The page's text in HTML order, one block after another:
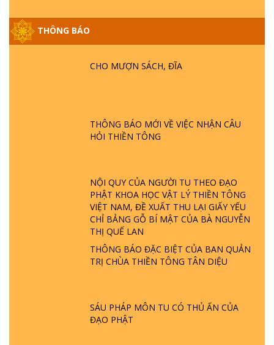
THÔNG BÁO
CHO MƯỢN SÁCH, ĐĨA
THÔNG BÁO MỚI VỀ VIỆC NHẬN CÂU
HỎI THIỀN TÔNG
NỘI QUY CỦA NGƯỜI TU THEO ĐẠO
PHẬT KHOA HỌC VẬT LÝ THIỀN TÔNG
VIỆT NAM, ĐỀ XUẤT THU LẠI GIẤY YẾU
CHỈ BẢNG GỖ BÍ MẬT CỦA BÀ NGUYỄN
THỊ QUẾ LAN
THÔNG BÁO ĐẶC BIỆT CỦA BAN QUẢN
TRỊ CHÙA THIỀN TÔNG TÂN DIỆU
SÁU PHÁP MÔN TU CÓ THỦ ẤN CỦA
ĐẠO PHẬT
GIẢI ĐÁP ĐẶC BIỆT P25 - SUỐT 49 NĂM
HỘI GÌ? TỬ VÌ ĐẠO
PHẬT GIỚI CÓ THỜI GIAN KHÔNG? |
TTTD
LÀ AI? QUỶ SA TĂNG? | TTTD
GIẢI ĐÁP THIỀN TÔNG ĐẶC BIỆT P22 - TẠI
SAO TRÁI ĐẤT NHIỀU THIÊN TAI - LŨ LỤT
- HỎA HOẠN | TTTD
HOA SEN ? | TTTD